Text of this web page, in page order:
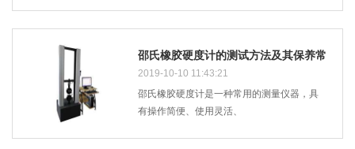
邵氏橡胶硬度计的测试方法及其保养常
识
2019-10-10 11:43:21
邵氏橡胶硬度计是一种常用的测量仪器，具
有操作简便、使用灵活、